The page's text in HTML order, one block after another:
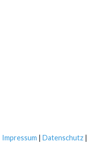
Impressum | Datenschutz |